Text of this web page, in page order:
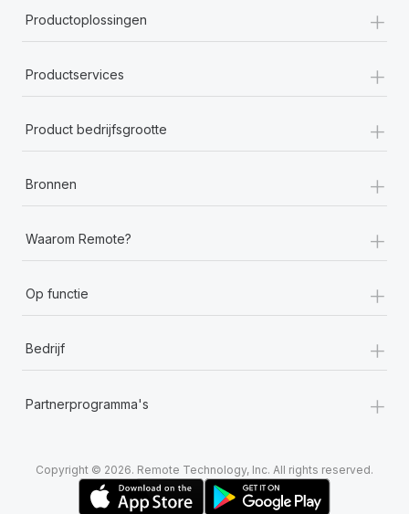
Productoplossingen +
Productservices +
Product bedrijfsgrootte +
Bronnen +
Waarom Remote? +
Op functie +
Bedrijf +
Partnerprogramma's +
Copyright © 2026. Remote Technology, Inc. All rights reserved.